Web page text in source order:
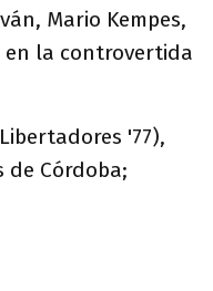
Mario Kempes,
en la controvertida
'77),
de Córdoba;